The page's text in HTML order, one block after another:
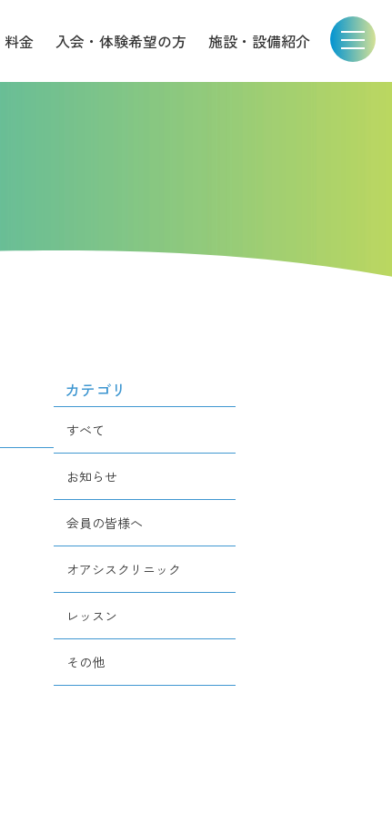
料金 入会・体験希望の方 施設・設備紹介
カテゴリ
すべて
お知らせ
会員の皆様へ
オアシスクリニック
レッスン
その他